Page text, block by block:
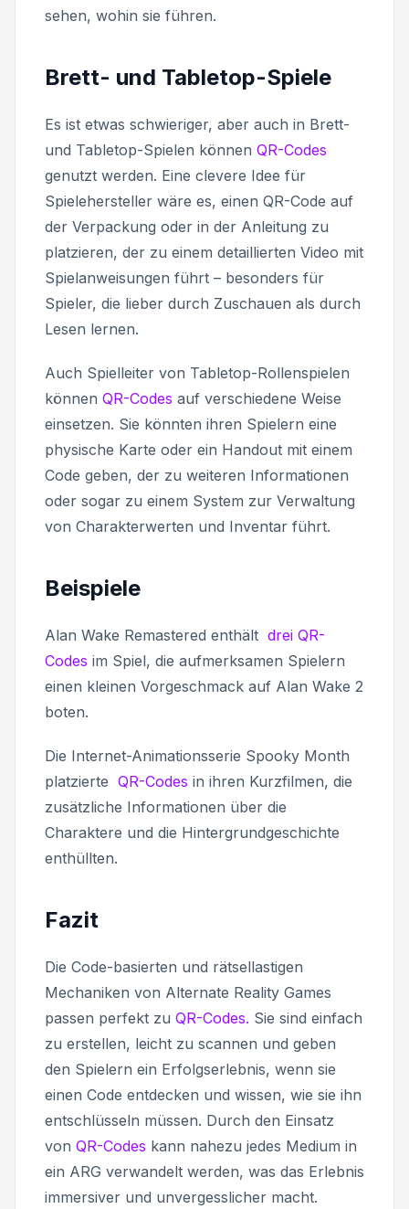
sehen, wohin sie führen.
Brett- und Tabletop-Spiele
Es ist etwas schwieriger, aber auch in Brett-
und Tabletop-Spielen können QR-Codes
genutzt werden. Eine clevere Idee für
Spielehersteller wäre es, einen QR-Code auf
der Verpackung oder in der Anleitung zu
platzieren, der zu einem detaillierten Video mit
Spielanweisungen führt – besonders für
Spieler, die lieber durch Zuschauen als durch
Lesen lernen.
Auch Spielleiter von Tabletop-Rollenspielen
können QR-Codes auf verschiedene Weise
einsetzen. Sie könnten ihren Spielern eine
physische Karte oder ein Handout mit einem
Code geben, der zu weiteren Informationen
oder sogar zu einem System zur Verwaltung
von Charakterwerten und Inventar führt.
Beispiele
Alan Wake Remastered enthält drei QR-
Codes im Spiel, die aufmerksamen Spielern
einen kleinen Vorgeschmack auf Alan Wake 2
boten.
Die Internet-Animationsserie Spooky Month
platzierte QR-Codes in ihren Kurzfilmen, die
zusätzliche Informationen über die
Charaktere und die Hintergrundgeschichte
enthüllten.
Fazit
Die Code-basierten und rätsellastigen
Mechaniken von Alternate Reality Games
passen perfekt zu QR-Codes. Sie sind einfach
zu erstellen, leicht zu scannen und geben
den Spielern ein Erfolgserlebnis, wenn sie
einen Code entdecken und wissen, wie sie ihn
entschlüsseln müssen. Durch den Einsatz
von QR-Codes kann nahezu jedes Medium in
ein ARG verwandelt werden, was das Erlebnis
immersiver und unvergesslicher macht.